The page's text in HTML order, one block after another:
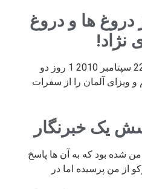
دروغ ها و دروغ
نژاد!
چهارشنبه 31 شهریور 89 / 22 سپتامبر 2010 1 روز دو
و ویزای آلمان را از سفرات
یک خبرنگار
شده بود که به آن ها پاسخ
از من پرسیده اما در